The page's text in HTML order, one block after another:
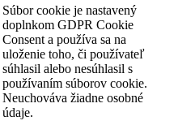
Súbor cookie je nastavený
doplnkom GDPR Cookie
Consent a používa sa na
uloženie toho, či používateľ
súhlasil alebo nesúhlasil s
používaním súborov cookie.
Neuchováva žiadne osobné
údaje.